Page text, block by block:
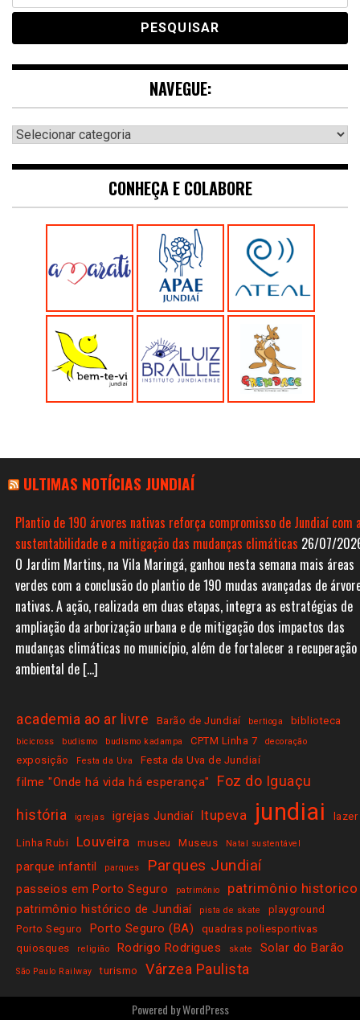
NAVEGUE:
Navegue:
CONHEÇA E COLABORE
ULTIMAS NOTÍCIAS JUNDIAÍ
Plantio de 190 árvores nativas reforça compromisso de Jundiaí com
sustentabilidade e a mitigação das mudanças climáticas 26/07/
O Jardim Martins, na Vila Maringá, ganhou nesta semana mais áreas
verdes com a conclusão do plantio de 190 mudas avançadas de
nativas. A ação, realizada em duas etapas, integra as estratégias de
ampliação da arborização urbana e de mitigação dos impactos das
mudanças climáticas no município, além de fortalecer a recuperação
ambiental de […]
academia ao ar livre Barão de Jundiaí bertioga biblioteca
bicicross budismo budismo kadampa CPTM Linha 7 decoração
exposição Festa da Uva Festa da Uva de Jundiaí
filme "Onde há vida há esperança"
Foz do Iguaçu
história
igrejas igrejas Jundiaí Itupeva jundiai lazer
Linha Rubi Louveira museu Museus Natal sustentável
parque infantil parques Parques Jundiaí
passeios em Porto Seguro patrimônio patrimônio historico
patrimônio histórico de Jundiaí pista de skate
playground
Porto Seguro
Porto Seguro (BA)
quadras poliesportivas
quiosques
religião Rodrigo Rodrigues skate Solar do Barão
São Paulo Railway turismo Várzea Paulista
Powered byWordPress